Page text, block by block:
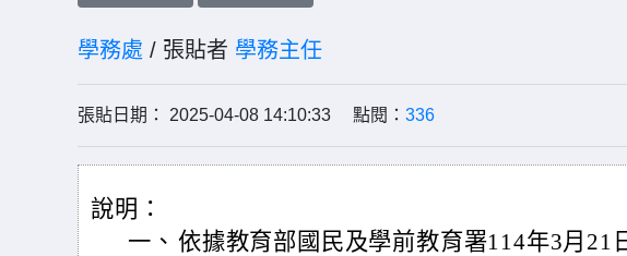
學務處 / 張貼者 學務主任
張貼日期： 2025-04-08 14:10:33 點閱： 336
說明：
一、 依據教育部國民及學前教育署114年3月21